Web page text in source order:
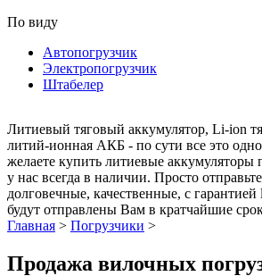
По виду
Автопогрузчик
Электропогрузчик
Штабелер
Литиевый тяговый аккумулятор, Li-ion
литий-ионная АКБ - по сути все это
желаете купить литиевые аккумуляторы
у нас всегда в наличии. Просто
долговечные, качественные, с
будут отправлены Вам в кратчайшие
Главная > Погрузчики >
Продажа вилочных